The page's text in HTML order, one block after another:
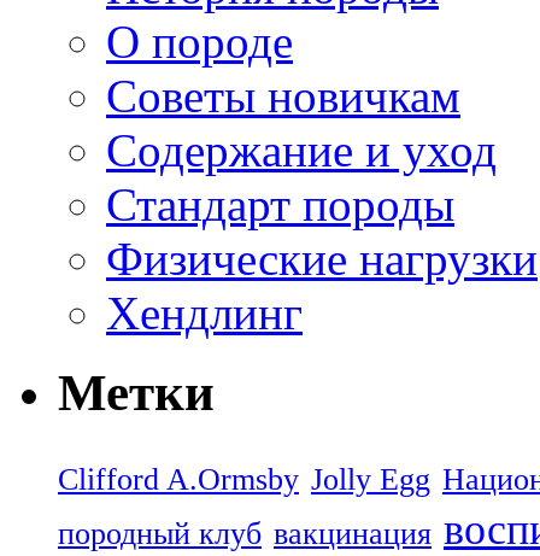
О породе
Советы новичкам
Содержание и уход
Стандарт породы
Физические нагрузки
Хендлинг
Метки
Clifford A.Ormsby Jolly Egg
породный клуб вакцинация